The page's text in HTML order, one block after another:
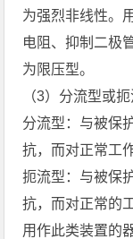
为强烈非线性。
电阻、抑制二极
为限压型。
（3）分流型或
分流型：与被保
抗，而对正常工
扼流型：与被保
抗，而对正常的
用作此类装置的